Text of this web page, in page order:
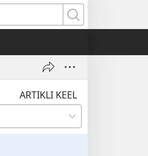
Otsi
ARTIKLI KEEL